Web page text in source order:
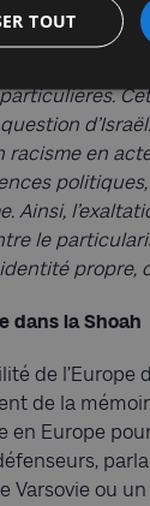
que Juif – et
poser
que les
racisme en
Ainsi,
le
propre,
dans la Shoah
de
de la
en Europe
Varsovie ou
TOUT